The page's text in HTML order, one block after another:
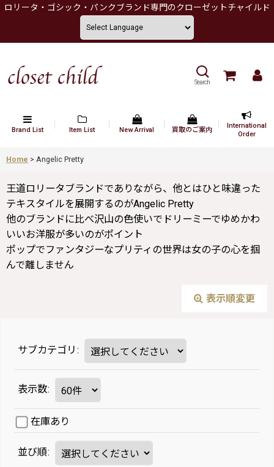
ロリータ・ゴシック・パンクブランド専門のクローゼットチャイルド
Search
Brand List Item List New Arrival 買取のご案内
International
Order
Home > Angelic Pretty
王道ロリータブランドでありながら、他とはひと味違った
テキスタイルを展開するのがAngelic Pretty
他のブランドに比べ沢山の色使いでドリーミーでゆめかわ
いいお洋服が多いのがポイント
ポップでファンタジーなプリティの世界は女の子の心を掴
んで離しません
表示順変更
サブカテゴリ :
表示数:
在庫あり
並び順: